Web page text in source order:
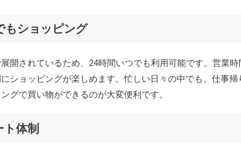
もショッピング
開されているため、24時間いつでも利用可能です。営業
ショッピングが楽しめます。忙しい日々の中でも、仕事帰
グで買い物ができるのが大変便利です。
体制